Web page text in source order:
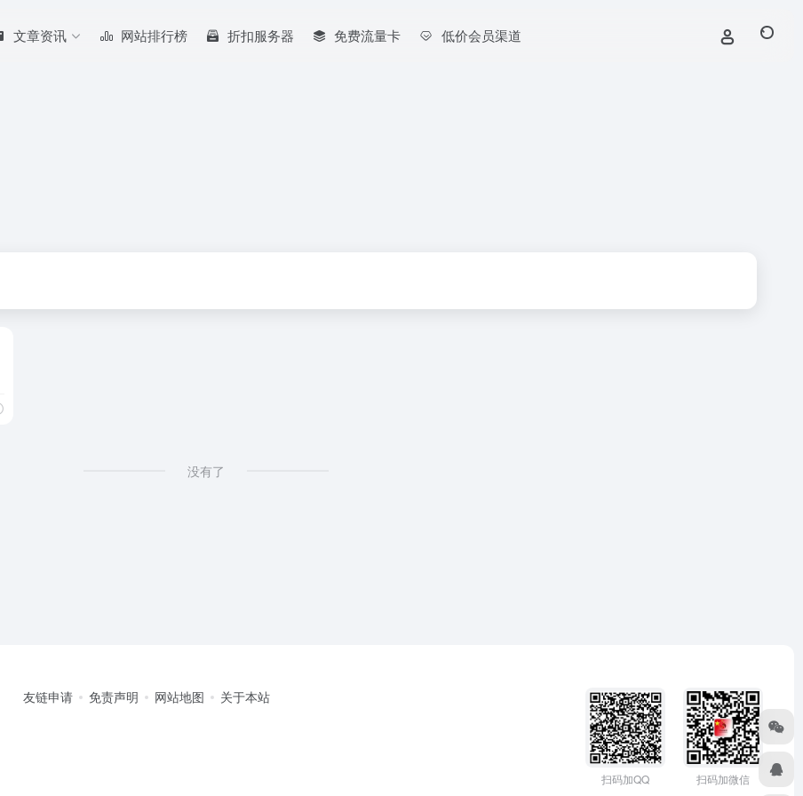
文章资讯 网站排行榜 折扣服务器 免费流量卡 低价会员渠道
没有了
友链申请 免责声明 网站地图 关于本站
扫码加QQ 扫码加微信